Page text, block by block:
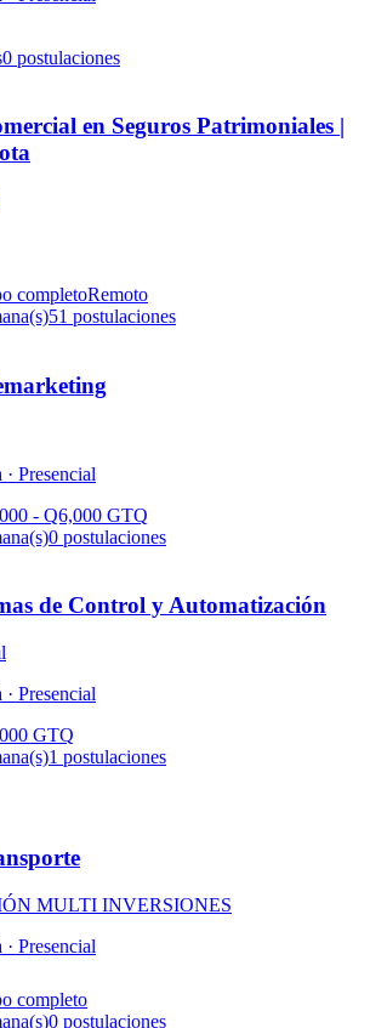
0 postulaciones
en Seguros Patrimoniales |
completoRemoto
51 postulaciones
Presencial
- Q6,000 GTQ
0 postulaciones
de Control y Automatización
Presencial
GTQ
1 postulaciones
MULTI INVERSIONES
Presencial
completo
0 postulaciones